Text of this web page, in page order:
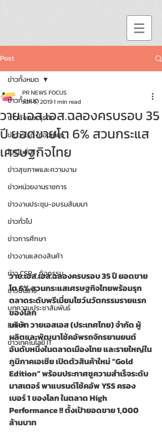
Post
ข่าวทั้งหมด
ข่าวสังคม-ธุรกิจ
ข่าววาไรตี้-ท่องเที่ยว
โปรโมชั่น!!
ข่าวสุขภาพและความงาม
ข่าวหน่วยงานราชการ
ข่าวงานประชุม-อบรมสัมมนา
ข่าวทั่วไป
ข่าวการศึกษา
ข่าวงานแสดงสินค้า
ข่าว CSR - กิจกรรม
ข่าวบันเทิง
บทความประชาสัมพันธ์
Event
ข่าวเทคโนโลยี IT
ข่าวทั้งหมด
วาย.เอส.เอส.ฉลองครบรอบ 35
ปี ยอดขายโต 6% สวนกระแส
เศรษฐกิจไทย
PR NEWS FOCUS
Jun 6, 20191 min read
วาย.เอส.เอส.ฉลองครบรอบ 35 ปี ยอดขาย
โต 6% สวนกระแสเศรษฐกิจไทยพร้อมรุก
ตลาดระดับพรีเมี่ยมโชว์นวัตกรรมรายแรก
ของโลก
บริษัท วายเอสเอส (ประเทศไทย) จำกัด ผู้
ผลิตและพัฒนาโช้คอัพรถจักรยานยนต์
อันดับหนึ่งในตลาดเมืองไทย และรายใหญ่ใน
ภูมิภาคเอเชีย เปิดตัวสินค้าใหม่ “Gold
Edition” พร้อมประกาศชูความสำเร็จระดับ
มาสเตอร์ พาแบรนด์โช้คอัพ YSS ครอง
เบอร์ 1 ของโลก ในตลาด High
Performance !! ตั้งเป้ายอดขาย 1,000
ล้านบาท